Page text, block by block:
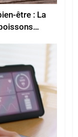
être : La